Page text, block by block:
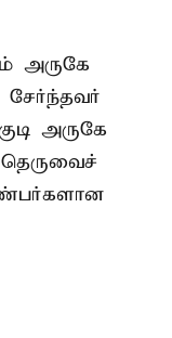
அருகே
சேர்ந்தவர்
அருகே